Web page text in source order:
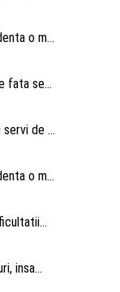
o m...
fata se...
de ...
o m...
insa...